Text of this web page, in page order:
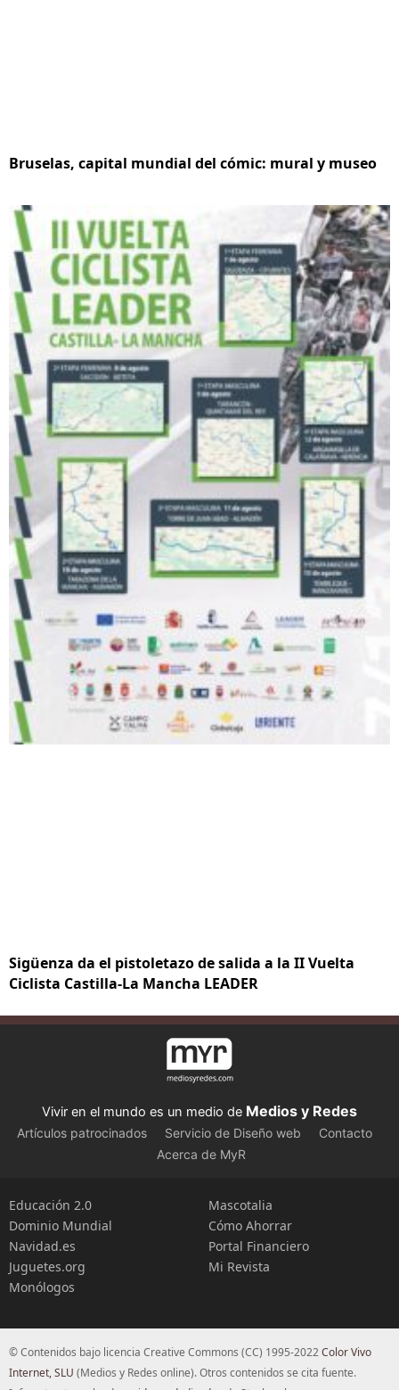
Bruselas, capital mundial del cómic: mural y museo
Sigüenza da el pistoletazo de salida a la II Vuelta
Ciclista Castilla-La Mancha LEADER
Vivir en el mundo es un medio de Medios y Redes
Artículos patrocinados Servicio de Diseño web
Contacto
Acerca de MyR
Educación 2.0
Dominio Mundial
Navidad.es
Juguetes.org
Monólogos
Mascotalia
Cómo Ahorrar
Portal Financiero
Mi Revista
© Contenidos bajo licencia Creative Commons (CC) 1995-2022Color Vivo
Internet, SLU (Medios y Redes online). Otros contenidos se cita fuente.